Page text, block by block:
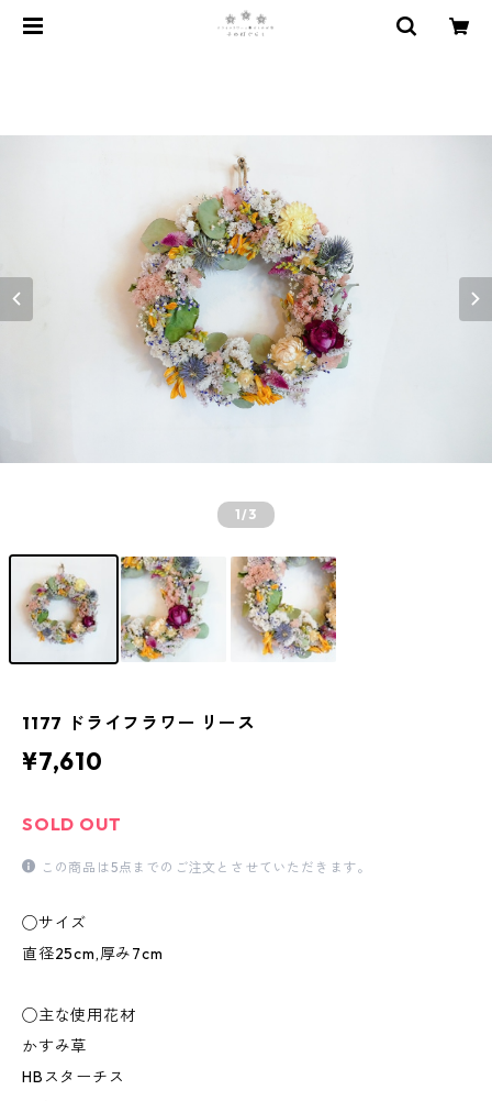
1/3
1177 ドライフラワー リース
¥7,610
SOLD OUT
この商品は5点までのご注文とさせていただきます。
◯サイズ
直径25cm,厚み7cm
◯主な使用花材
かすみ草
HBスターチス